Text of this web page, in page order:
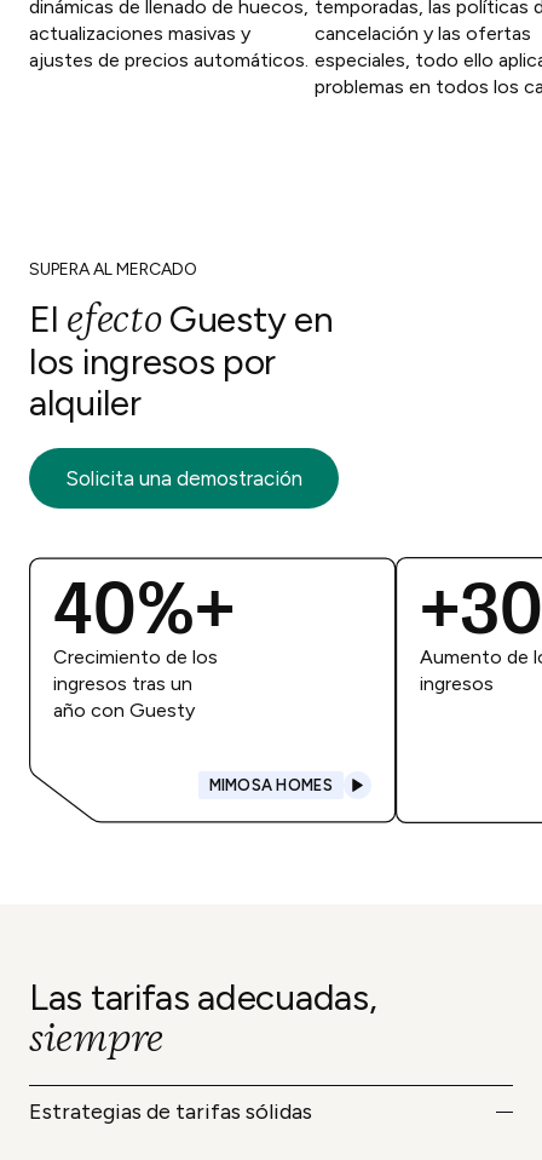
dinámicas de llenado de huecos,
actualizaciones masivas y
ajustes de precios automáticos.
temporadas, las políticas
cancelación y las ofertas
especiales, todo ello
problemas en todos los
SUPERA AL MERCADO
El efectoGuesty en
los ingresos por
alquiler
Solicita una demostración
40%+
Crecimiento de los
ingresos tras un
año con Guesty
MIMOSA HOMES
Aumento de
ingresos
Las tarifas adecuadas,
siempre
Estrategias de tarifas sólidas